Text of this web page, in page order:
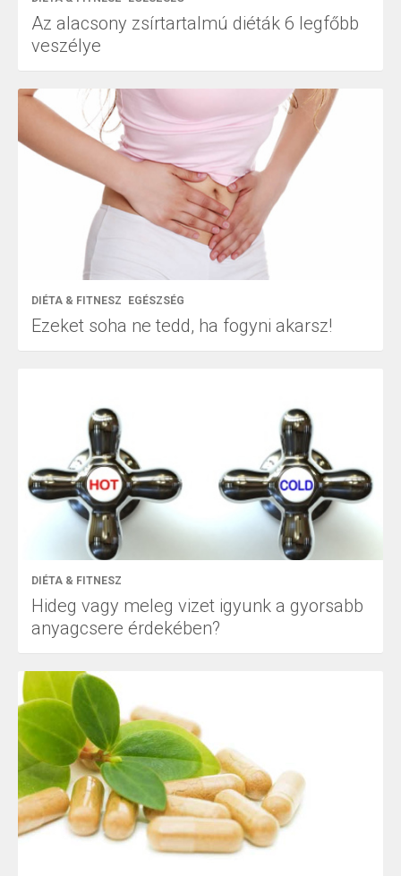
Az alacsony zsírtartalmú diéták 6 legfőbb
veszélye
DIÉTA & FITNESZ EGÉSZSÉG
Ezeket soha ne tedd, ha fogyni akarsz!
DIÉTA & FITNESZ
Hideg vagy meleg vizet igyunk a gyorsabb
anyagcsere érdekében?